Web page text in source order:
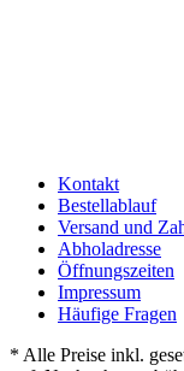
Kontakt
Bestellablauf
Versand und
Abholadresse
Öffnungszeiten
Impressum
Häufige Fragen
* Alle Preise inkl.